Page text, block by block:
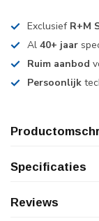
Exclusief R+M
Al 40+ jaar
Ruim aanbod
Persoonlijk
Specificaties
Reviews